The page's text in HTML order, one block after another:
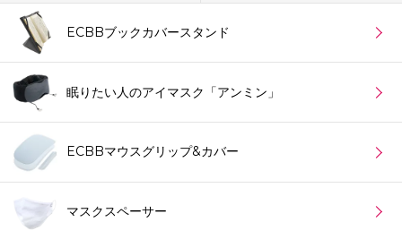
ECBBブックカバースタンド
眠りたい人のアイマスク「アンミン」
ECBBマウスグリップ&カバー
マスクスペーサー